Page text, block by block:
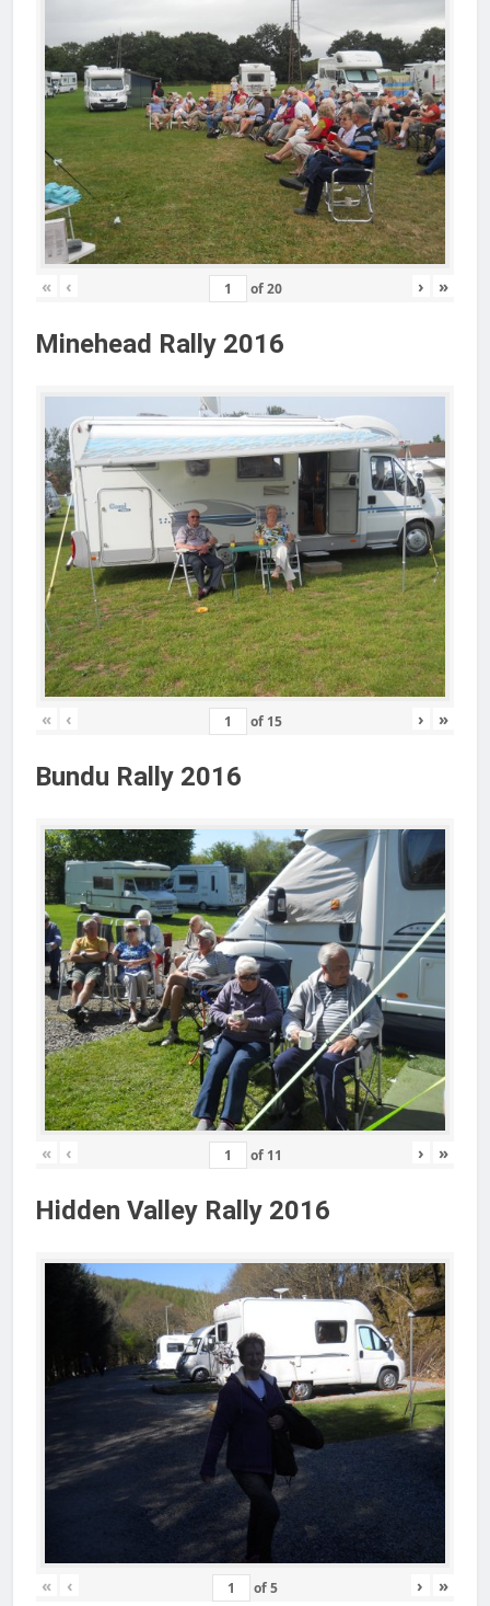
« ‹ of20 › »
Minehead Rally 2016
« ‹ of 15 › »
Bundu Rally 2016
« ‹ of 11 › »
Hidden Valley Rally 2016
« ‹ of5 › »